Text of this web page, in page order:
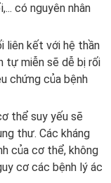
có nguyên nhân
liên kết với hệ thần
tự miễn sẽ dễ bị rối
chứng của bệnh
thể suy yếu sẽ
thư. Các kháng
của cơ thể, không
cơ các bệnh lý ác